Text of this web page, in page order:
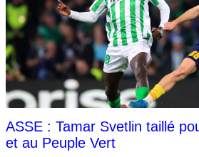
ASSE : Tamar Svetlin taillé
et au Peuple Vert